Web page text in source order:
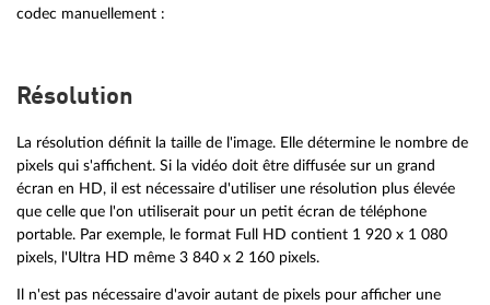
codec manuellement :
Résolution
La résolution définit la taille de l'image. Elle détermine le nombre de
pixels qui s'affichent. Si la vidéo doit être diffusée sur un grand
écran en HD, il est nécessaire d'utiliser une résolution plus élevée
que celle que l'on utiliserait pour un petit écran de téléphone
portable. Par exemple, le format Full HD contient 1 920 x 1 080
pixels, l'Ultra HD même 3 840 x 2 160 pixels.
Il n'est pas nécessaire d'avoir autant de pixels pour afficher une